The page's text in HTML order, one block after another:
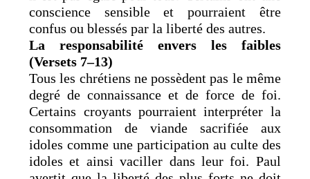
conscience sensible et pourraient être
confus ou blessés par la liberté des autres.
La responsabilité envers les faibles
(Versets 7–13)
Tous les chrétiens ne possèdent pas le même
degré de connaissance et de force de foi.
Certains croyants pourraient interpréter la
consommation de viande sacrifiée aux
idoles comme une participation au culte des
idoles et ainsi vaciller dans leur foi. Paul